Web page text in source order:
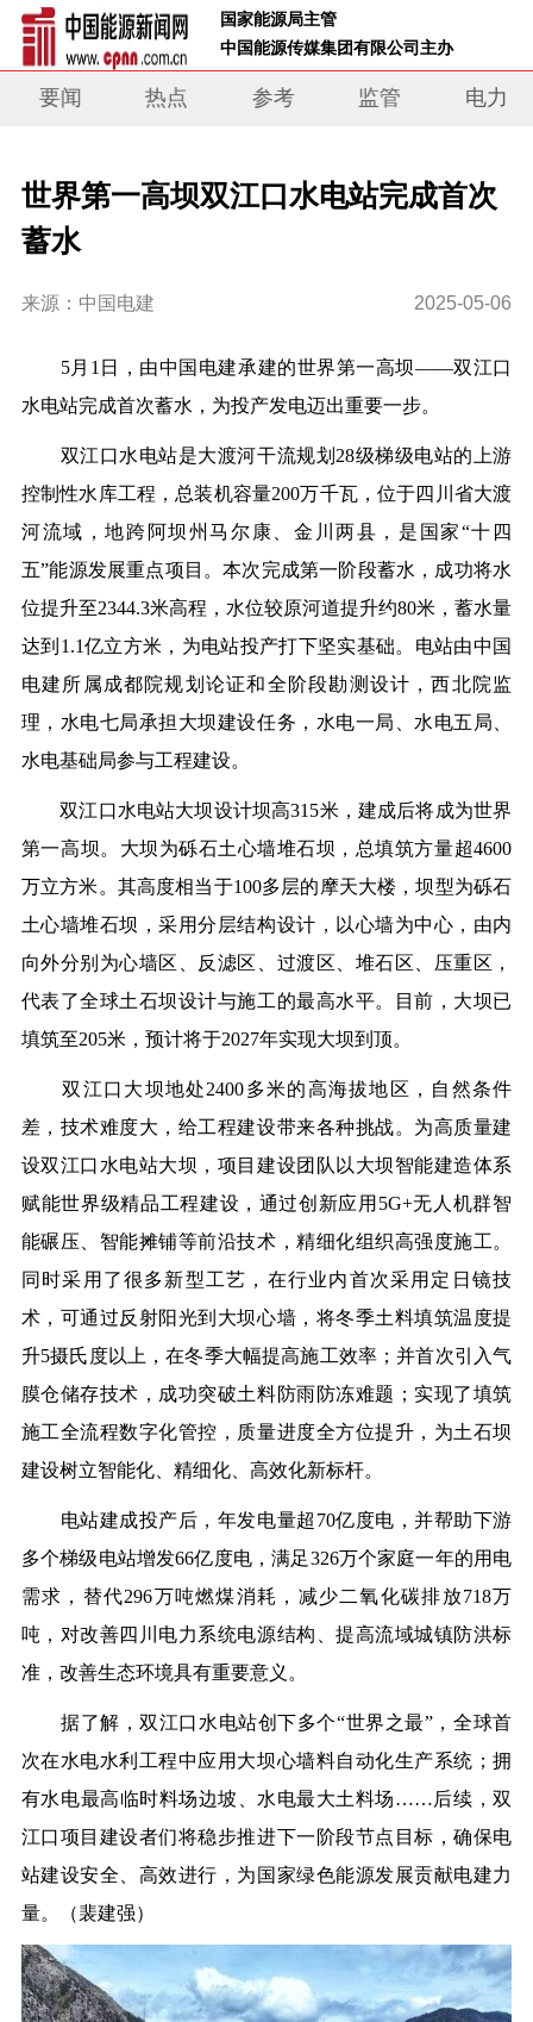
国家能源局主管
中国能源传媒集团有限公司主办
要闻 热点 参考 监管 电力
世界第一高坝双江口水电站完成首次
蓄水
来源：中国电建 2025-05-06
5月1日，由中国电建承建的世界第一高坝——双江口
水电站完成首次蓄水，为投产发电迈出重要一步。
双江口水电站是大渡河干流规划28级梯级电站的上游
控制性水库工程，总装机容量200万千瓦，位于四川省大渡
河流域，地跨阿坝州马尔康、金川两县，是国家“十四
五”能源发展重点项目。本次完成第一阶段蓄水，成功将水
位提升至2344.3米高程，水位较原河道提升约80米，蓄水量
达到1.1亿立方米，为电站投产打下坚实基础。电站由中国
电建所属成都院规划论证和全阶段勘测设计，西北院监
理，水电七局承担大坝建设任务，水电一局、水电五局、
水电基础局参与工程建设。
双江口水电站大坝设计坝高315米，建成后将成为世界
第一高坝。大坝为砾石土心墙堆石坝，总填筑方量超4600
万立方米。其高度相当于100多层的摩天大楼，坝型为砾石
土心墙堆石坝，采用分层结构设计，以心墙为中心，由内
向外分别为心墙区、反滤区、过渡区、堆石区、压重区，
代表了全球土石坝设计与施工的最高水平。目前，大坝已
填筑至205米，预计将于2027年实现大坝到顶。
双江口大坝地处2400多米的高海拔地区，自然条件
差，技术难度大，给工程建设带来各种挑战。为高质量建
设双江口水电站大坝，项目建设团队以大坝智能建造体系
赋能世界级精品工程建设，通过创新应用5G+无人机群智
能碾压、智能摊铺等前沿技术，精细化组织高强度施工。
同时采用了很多新型工艺，在行业内首次采用定日镜技
术，可通过反射阳光到大坝心墙，将冬季土料填筑温度提
升5摄氏度以上，在冬季大幅提高施工效率；并首次引入气
膜仓储存技术，成功突破土料防雨防冻难题；实现了填筑
施工全流程数字化管控，质量进度全方位提升，为土石坝
建设树立智能化、精细化、高效化新标杆。
电站建成投产后，年发电量超70亿度电，并帮助下游
多个梯级电站增发66亿度电，满足326万个家庭一年的用电
需求，替代296万吨燃煤消耗，减少二氧化碳排放718万
吨，对改善四川电力系统电源结构、提高流域城镇防洪标
准，改善生态环境具有重要意义。
据了解，双江口水电站创下多个“世界之最”，全球首
次在水电水利工程中应用大坝心墙料自动化生产系统；拥
有水电最高临时料场边坡、水电最大土料场……后续，双
江口项目建设者们将稳步推进下一阶段节点目标，确保电
站建设安全、高效进行，为国家绿色能源发展贡献电建力
量。（裴建强）